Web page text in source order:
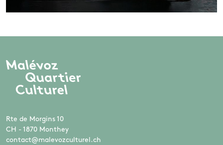
Rte de Morgins 10
CH - 1870 Monthey
contact@malevozculturel.ch